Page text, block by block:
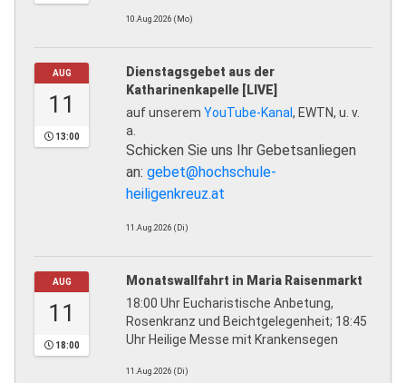
10.Aug.2026 (Mo)
AUG
11
13:00
Dienstagsgebet aus der
Katharinenkapelle [LIVE]
auf unserem YouTube-Kanal, EWTN, u. v.
a.
Schicken Sie uns Ihr Gebetsanliegen
an: gebet@hochschule-
heiligenkreuz.at
11.Aug.2026 (Di)
AUG
11
18:00
Monatswallfahrt in Maria Raisenmarkt
18:00 Uhr Eucharistische Anbetung,
Rosenkranz und Beichtgelegenheit; 18:45
Uhr Heilige Messe mit Krankensegen
11.Aug.2026 (Di)